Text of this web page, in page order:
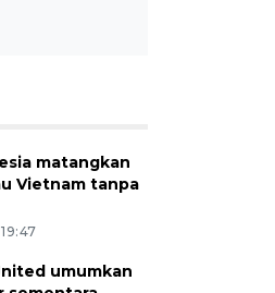
matangkan
Vietnam tanpa
umumkan